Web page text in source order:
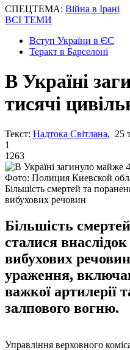
СПЕЦТЕМА: Війна в Ірані
ВСІ ТЕМИ
Вступ України в ЄС
Теракт в Барселоні
В Україні
тисячі
Текст: Надтока Світлана, 25
1
1263
Фото: Полиция Киевской
Більшість смертей та
вибухових речовин
Більшість
сталися внаслідок
вибухових
ураження,
важкої артилерії
залпового вогню.
Управління верховного